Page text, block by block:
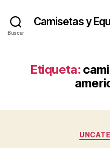
Buscar
Camisetas y
Etiqueta: